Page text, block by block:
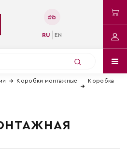
RU EN
Коробки монтажные
Коробка